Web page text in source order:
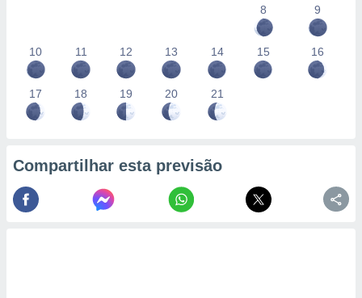
8
9
10 11 12 13 14 15 16
17 18 19 20 21
Compartilhar esta previsão